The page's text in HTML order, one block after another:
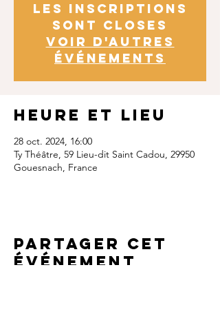
Les inscriptions
sont closes
Voir d'autres
événements
Heure et lieu
28 oct. 2024, 16:00
Ty Théâtre, 59 Lieu-dit Saint Cadou, 29950
Gouesnach, France
Partager cet
événement